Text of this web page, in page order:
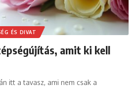
ÉS DIVAT
amit ki kell
itt a tavasz, ami nem csak a